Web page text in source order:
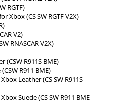
RGTF)
Xbox (CS SW RGTF V2X)
V2)
RNASCAR V2X)
(CSW R911S BME)
R911 BME)
Leather (CS SW R911S
Suede (CS SW R911 BME